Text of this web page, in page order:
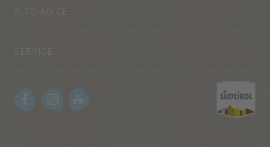
ALTO ADIGE